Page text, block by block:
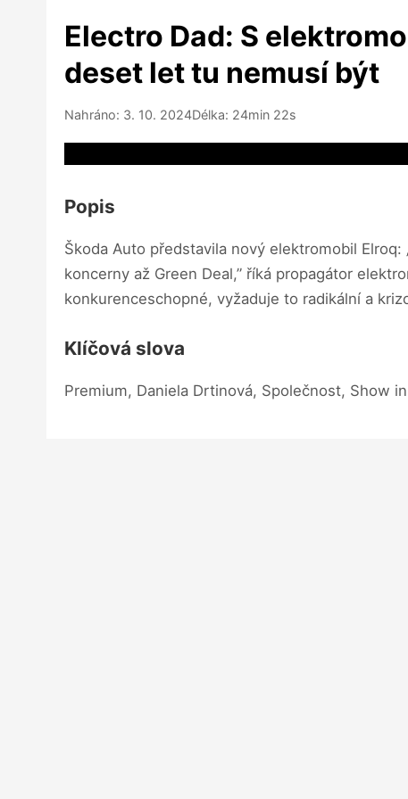
Electro Dad: S
deset let tu nemusí být
Nahráno: 3. 10. 2024Délka: 24min 22s
Popis
Škoda Auto představila nový elektromobil
koncerny až Green Deal,” říká propagátor
konkurenceschopné, vyžaduje to radikální a
Klíčová slova
Premium, Daniela Drtinová, Společnost, Show in